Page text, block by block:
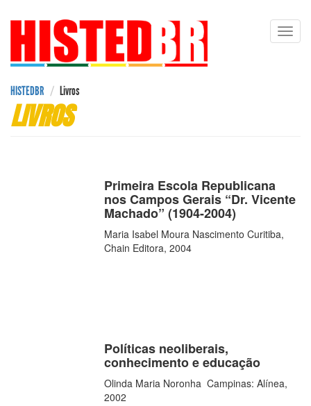
Pular
conteúdo
HISTEDBR Livros
LIVROS
Primeira Escola Republicana
nos Campos Gerais “Dr. Vicente
Machado” (1904-2004)
Maria Isabel Moura Nascimento Curitiba,
Chain Editora, 2004
Políticas neoliberais,
conhecimento e educação
Olinda Maria Noronha Campinas: Alínea,
2002